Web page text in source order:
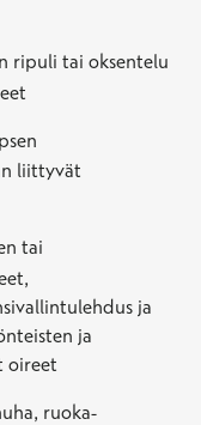
ripuli tai oksentelu
liittyvät
tai
ja
ja
oireet
ruoka-